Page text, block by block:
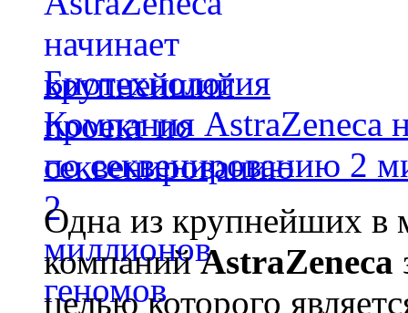
Биотехнология
Компания AstraZeneca
по секвенированию 2
Одна из крупнейших в
компанийAstraZeneca
целью которого